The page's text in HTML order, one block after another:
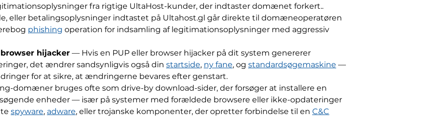
fra rigtige UltaHost-kunder, der indtaster domænet forkert..
eller betalingsoplysninger indtastet på Ultahost.gl går direkte til domæneoperatøren
phishing operation for indsamling af legitimationsoplysninger med aggressiv
hijacker — Hvis en PUP eller browser hijacker på dit system genererer
det ændrer sandsynligvis også din startside, ny fane, og standardsøgemaskine —
for at sikre, at ændringerne bevares efter genstart.
domæner bruges ofte som drive-by download-sider, der forsøger at installere en
enheder — især på systemer med forældede browsere eller ikke-opdateringer
spyware, adware, eller trojanske komponenter, der opretter forbindelse til en C&C